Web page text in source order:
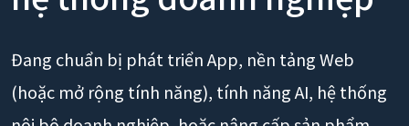
Đang chuẩn bị phát triển App, nền tảng Web
(hoặc mở rộng tính năng), tính năng AI, hệ thống